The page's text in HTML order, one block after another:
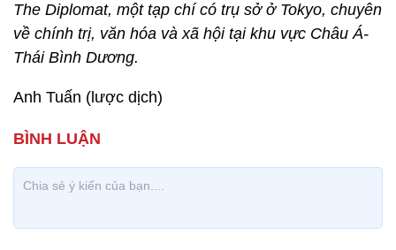
The Diplomat, một tạp chí có trụ sở ở Tokyo, chuyên
về chính trị, văn hóa và xã hội tại khu vực Châu Á-
Thái Bình Dương.
Anh Tuấn (lược dịch)